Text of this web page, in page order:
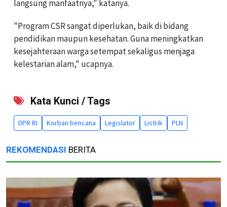
langsung manfaatnya," katanya.
"Program CSR sangat diperlukan, baik di bidang
pendidikan maupun kesehatan. Guna meningkatkan
kesejahteraan warga setempat sekaligus menjaga
kelestarian alam," ucapnya.
Kata Kunci / Tags
DPR RI Korban bencana Legislator Listrik PLN
REKOMENDASI BERITA